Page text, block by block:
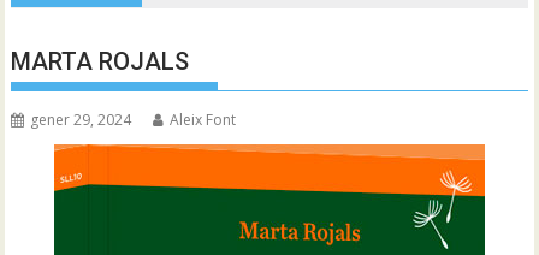
MARTA ROJALS
gener 29, 2024 Aleix Font